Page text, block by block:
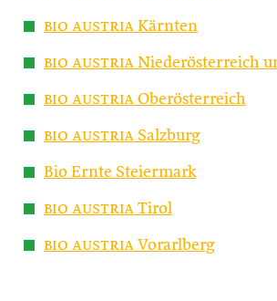
bio austria Kärnten
bio austria Niederösterreich
bio austria Oberösterreich
bio austria Salzburg
Bio Ernte Steiermark
bio austria Tirol
bio austria Vorarlberg